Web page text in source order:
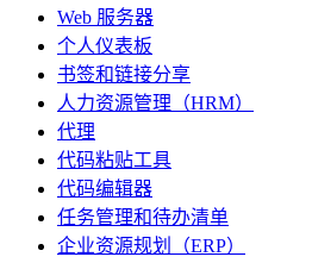
Web 服务器
个人仪表板
书签和链接分享
人力资源管理（HRM）
代理
代码粘贴工具
代码编辑器
任务管理和待办清单
企业资源规划（ERP）